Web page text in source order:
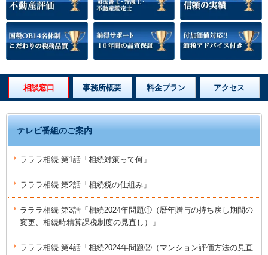
相談窓口 事務所概要 料金プラン アクセス
テレビ番組のご案内
ラララ相続 第1話「相続対策って何」
ラララ相続 第2話「相続税の仕組み」
ラララ相続 第3話「相続2024年問題①（暦年贈与の持ち戻し期間の
変更、相続時精算課税制度の見直し）」
ラララ相続 第4話「相続2024年問題②（マンション評価方法の見直